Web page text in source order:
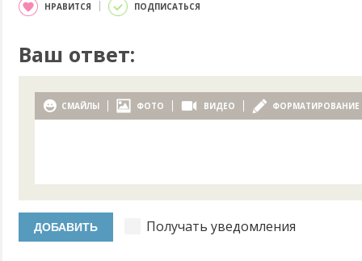
НРАВИТСЯ ПОДПИСАТЬСЯ
Ваш ответ:
СМАЙЛЫ ФОТО ВИДЕО ФОРМАТИРОВАНИЕ
Получать уведомления